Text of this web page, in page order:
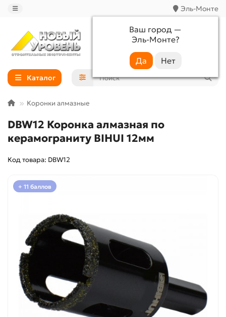
Эль-Монте
Ваш город —
Эль-Монте?
+7 (988) 233-44-52
Каталог
Коронки алмазные
DBW12 Коронка алмазная по
керамограниту BIHUI 12мм
Код товара: DBW12
+ 11 баллов